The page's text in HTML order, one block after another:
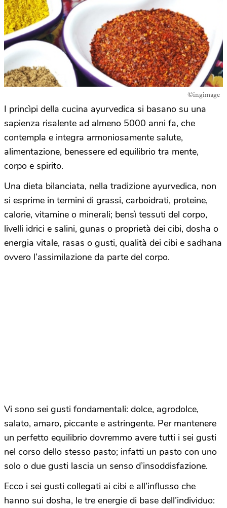
©ingimage
I princìpi della cucina ayurvedica si basano su una
sapienza risalente ad almeno 5000 anni fa, che
contempla e integra armoniosamente salute,
alimentazione, benessere ed equilibrio tra mente,
corpo e spirito.
Una dieta bilanciata, nella tradizione ayurvedica, non
si esprime in termini di grassi, carboidrati, proteine,
calorie, vitamine o minerali; bensì tessuti del corpo,
livelli idrici e salini, gunas o proprietà dei cibi, dosha o
energia vitale, rasas o gusti, qualità dei cibi e sadhana
ovvero l’assimilazione da parte del corpo.
Vi sono sei gusti fondamentali: dolce, agrodolce,
salato, amaro, piccante e astringente. Per mantenere
un perfetto equilibrio dovremmo avere tutti i sei gusti
nel corso dello stesso pasto; infatti un pasto con uno
solo o due gusti lascia un senso d’insoddisfazione.
Ecco i sei gusti collegati ai cibi e all’influsso che
hanno sui dosha, le tre energie di base dell’individuo: